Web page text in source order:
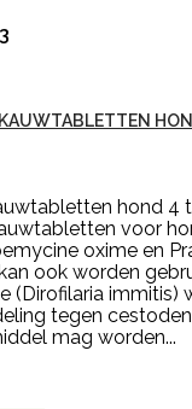
hond 4
voor
oxime en
ook worden
(Dirofilaria immitis)
tegen
mag worden...